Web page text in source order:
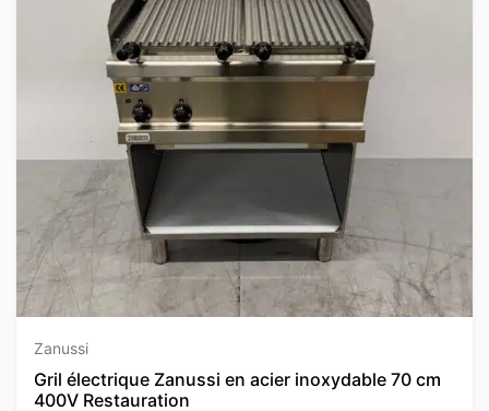
Zanussi
Gril électrique Zanussi en acier inoxydable 70 cm
400V Restauration